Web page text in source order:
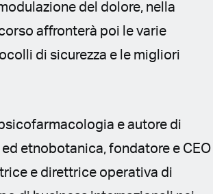
del dolore, nella
affronterà poi le varie
di sicurezza e le migliori
e autore di
etnobotanica, fondatore e CEO
e direttrice operativa di